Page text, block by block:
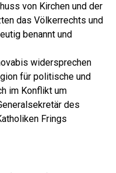
von Kirchen und der
das Völkerrechts und
benannt und
widersprechen
für politische und
im Konflikt um
des
Frings